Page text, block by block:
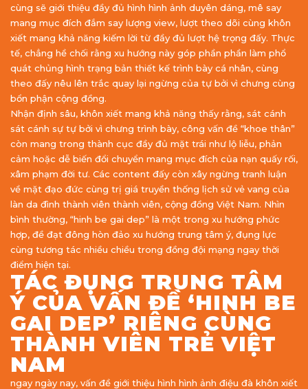
cùng sẽ giới thiệu đầy đủ hình hình ảnh duyên dáng, mê say
mang mục đích đắm say lượng view, lượt theo dõi cùng khôn
xiết mang khả năng kiếm lời từ đầy đủ lượt hệ trọng đấy. Thực
tế, chẳng hề chối rằng xu hướng này góp phần phần làm phổ
quát chủng hình trạng bản thiết kế trình bày cá nhân, cùng
theo đấy nêu lên trắc quay lại ngừng của tự bởi vì chưng cùng
bổn phận cộng đồng.
Nhận định sâu, khôn xiết mang khả năng thấy rằng, sát cánh
sát cánh sự tự bởi vì chưng trình bày, công vấn đề “khoe thân”
còn mang trong thành cục đầy đủ mặt trái như lộ liễu, phản
cảm hoặc dễ biến đổi chuyển mang mục đích của nạn quấy rối,
xâm phạm đời tư. Các content đấy còn xây ngừng tranh luận
về mặt đạo đức cùng trị giá truyền thống lịch sử vẻ vang của
làn da đình thành viên thành viên, cộng đồng Việt Nam. Nhìn
bình thường, “hinh be gai dep” là một trong xu hướng phức
hợp, đề đạt đông hòn đảo xu hướng trung tâm ý, đụng lực
cùng tương tác nhiều chiều trong đồng đội mạng ngay thời
điểm hiện tại.
TÁC ĐỤNG TRUNG TÂM
Ý CỦA VẤN ĐỀ ‘HINH BE
GAI DEP’ RIÊNG CÙNG
THÀNH VIÊN TRẺ VIỆT
NAM
ngay ngày nay, vấn đề giới thiệu hình hình ảnh điệu đà khôn xiết